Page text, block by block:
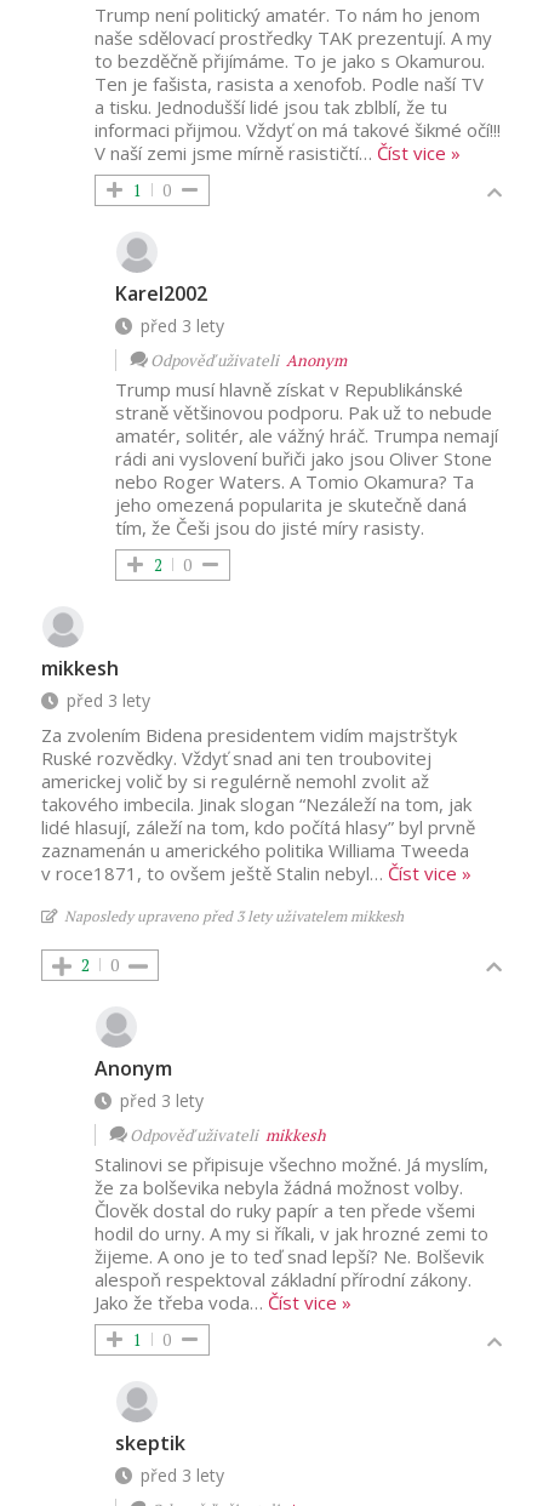
Trump není politický amatér. To nám ho jenom
naše sdělovací prostředky TAK prezentují. A my
to bezděčně přijímáme. To je jako s Okamurou.
Ten je fašista, rasista a xenofob. Podle naší TV
a tisku. Jednodušší lidé jsou tak zblblí, že tu
informaci přijmou. Vždyť on má takové šikmé očí!!!
V naší zemi jsme mírně rasističtí… Číst vice »
1 0
Karel2002
před 3 lety
Odpověď uživateli Anonym
Trump musí hlavně získat v Republikánské
straně většinovou podporu. Pak už to nebude
amatér, solitér, ale vážný hráč. Trumpa nemají
rádi ani vyslovení buřiči jako jsou Oliver Stone
nebo Roger Waters. A Tomio Okamura? Ta
jeho omezená popularita je skutečně daná
tím, že Češi jsou do jisté míry rasisty.
2 0
mikkesh
před 3 lety
Za zvolením Bidena presidentem vidím majstrštyk
Ruské rozvědky. Vždyť snad ani ten troubovitej
americkej volič by si regulérně nemohl zvolit až
takového imbecila. Jinak slogan “Nezáleží na tom, jak
lidé hlasují, záleží na tom, kdo počítá hlasy” byl prvně
zaznamenán u amerického politika Williama Tweeda
v roce1871, to ovšem ještě Stalin nebyl… Číst vice »
Naposledy upraveno před 3 lety uživatelem mikkesh
2 0
Anonym
před 3 lety
Odpověď uživateli mikkesh
Stalinovi se připisuje všechno možné. Já myslím,
že za bolševika nebyla žádná možnost volby.
Člověk dostal do ruky papír a ten přede všemi
hodil do urny. A my si říkali, v jak hrozné zemi to
žijeme. A ono je to teď snad lepší? Ne. Bolševik
alespoň respektoval základní přírodní zákony.
Jako že třeba voda… Číst vice »
1 0
skeptik
před 3 lety